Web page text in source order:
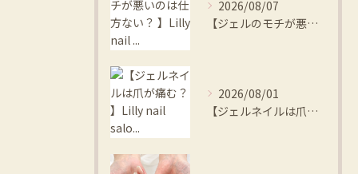
2026/08/07
【ジェルのモチが悪いのは仕方ない？ 】Lilly nail ...
2026/08/01
【ジェルネイルは爪が痛む？ 】Lilly nail salo...